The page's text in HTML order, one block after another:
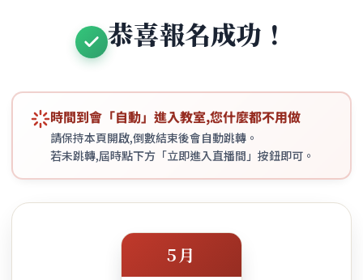
恭喜報名成功！
時間到會「自動」進入教室,您什麼都不用做
請保持本頁開啟,倒數結束後會自動跳轉。
若未跳轉,屆時點下方「立即進入直播間」按鈕即可。
5月